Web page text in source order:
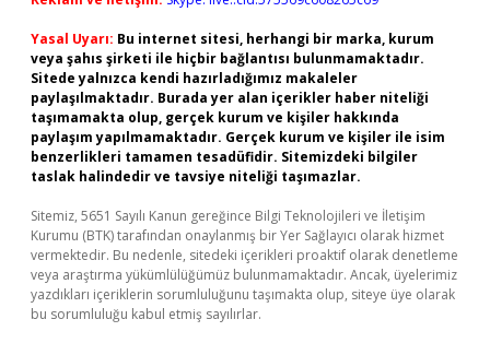
Yasal Uyarı: Bu internet sitesi, herhangi bir marka, kurum
veya şahıs şirketi ile hiçbir bağlantısı bulunmamaktadır.
Sitede yalnızca kendi hazırladığımız makaleler
paylaşılmaktadır. Burada yer alan içerikler haber niteliği
taşımamakta olup, gerçek kurum ve kişiler hakkında
paylaşım yapılmamaktadır. Gerçek kurum ve kişiler ile isim
benzerlikleri tamamen tesadüfidir. Sitemizdeki bilgiler
taslak halindedir ve tavsiye niteliği taşımazlar.
Sitemiz, 5651 Sayılı Kanun gereğince Bilgi Teknolojileri ve İletişim
Kurumu (BTK) tarafından onaylanmış bir Yer Sağlayıcı olarak hizmet
vermektedir. Bu nedenle, sitedeki içerikleri proaktif olarak denetleme
veya araştırma yükümlülüğümüz bulunmamaktadır. Ancak, üyelerimiz
yazdıkları içeriklerin sorumluluğunu taşımakta olup, siteye üye olarak
bu sorumluluğu kabul etmiş sayılırlar.